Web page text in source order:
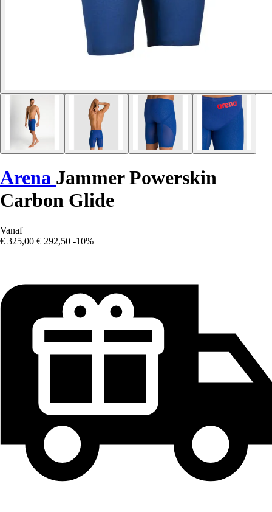
Arena Jammer Powerskin
Carbon Glide
Vanaf
€ 325,00 € 292,50 -10%